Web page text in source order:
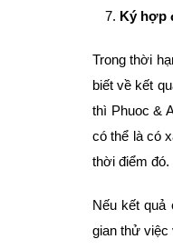
Ký hợp
Trong thời
biết về kết
thì Phuoc &
có thể là có
thời điểm đó.
Nếu kết quả
gian thử việc